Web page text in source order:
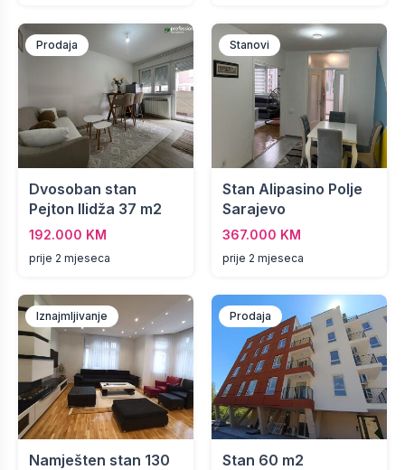
Prodaja
Dvosoban stan
Pejton Ilidža 37 m2
192.000 KM
prije 2 mjeseca
Stanovi
Stan Alipasino Polje
Sarajevo
367.000 KM
prije 2 mjeseca
Iznajmljivanje
Namješten stan 130
Prodaja
Stan 60 m2